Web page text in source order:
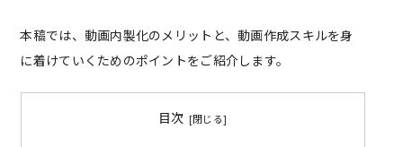
本稿では、動画内製化のメリットと、動画作成スキルを身
に着けていくためのポイントをご紹介します。
目次